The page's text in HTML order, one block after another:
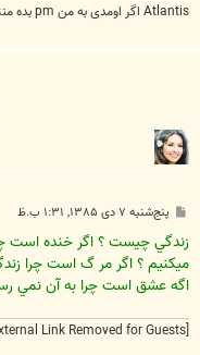
Atlantis اگر اومدی به من pm بده منتظرتم
پ
ت
پنج‌شنبه ۷ دی ۱۳۸۵, ۱:۳۱ ب.ظ
زندگي چيست ؟ اگر خنده است
ميكنيم ؟ اگر مر گ است چرا
اگه عشق است چرا به آن نمي